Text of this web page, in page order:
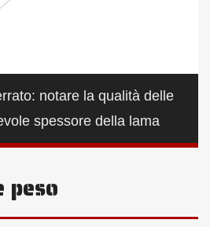
notare la qualità delle
spessore della lama
peso